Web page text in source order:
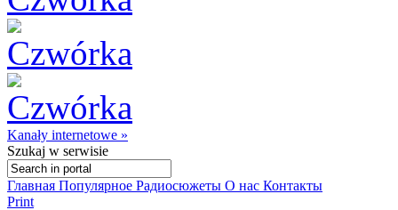
Kanały internetowe »
Szukaj w serwisie
Главная Популярное Радиосюжеты О нас Контакты
Print